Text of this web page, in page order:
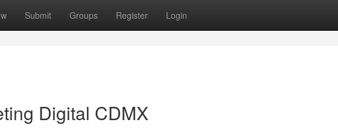
Submit Groups Register Login
Digital CDMX